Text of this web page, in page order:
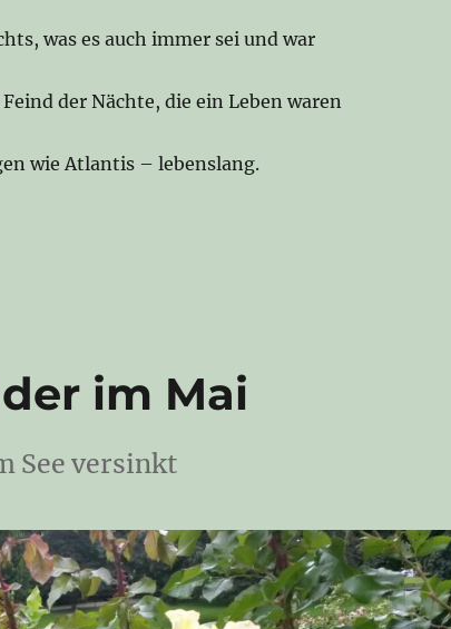
was es auch immer sei und war
der Nächte, die ein Leben waren
wie Atlantis – lebenslang.
im Mai
See versinkt